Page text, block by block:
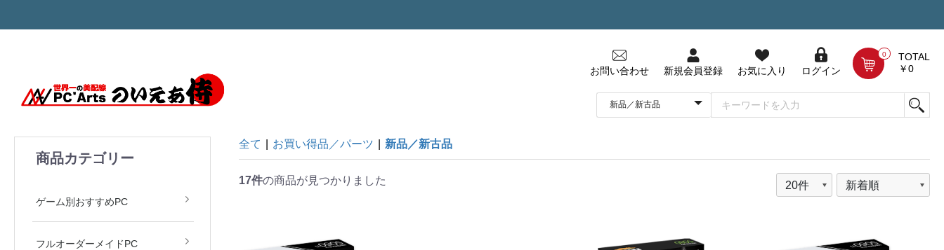
お問い合わせ 新規会員登録 お気に入り ログイン
0
TOTAL
￥0
商品カテゴリー
ゲーム別おすすめPC
フルオーダーメイドPC
全て お買い得品／パーツ 新品／新古品
17件の商品が見つかりました